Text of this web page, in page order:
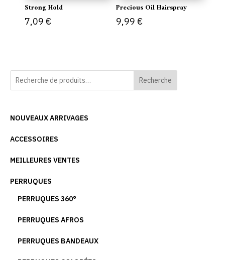
Strong Hold
7,09 €
Precious Oil Hairspray
9,99 €
Recherche
NOUVEAUX ARRIVAGES
ACCESSOIRES
MEILLEURES VENTES
PERRUQUES
PERRUQUES 360°
PERRUQUES AFROS
PERRUQUES BANDEAUX